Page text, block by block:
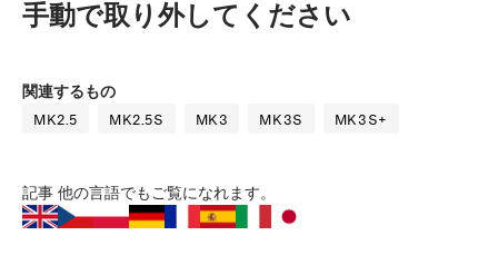
手動で取り外してください
関連するもの
MK2.5 MK2.5S MK3 MK3S MK3S+
記事 他の言語でもご覧になれます。